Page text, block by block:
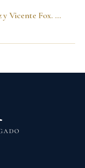
Cumbre G3 con Hugo Chavez y Vicente Fox. Caracas 7 de abril del 2001